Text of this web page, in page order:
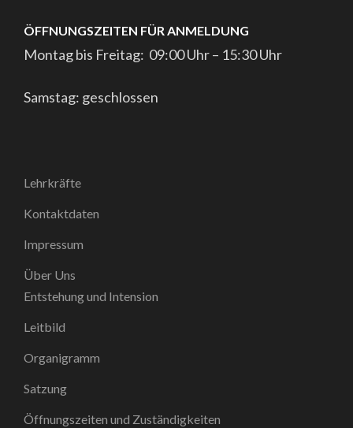
ÖFFNUNGSZEITEN FÜR ANMELDUNG
Montag bis Freitag: 09:00 Uhr – 15:30 Uhr
Samstag: geschlossen
Lehrkräfte
Kontaktdaten
Impressum
Über Uns
Entstehung und Intension
Leitbild
Organigramm
Satzung
Öffnungszeiten und Zuständigkeiten